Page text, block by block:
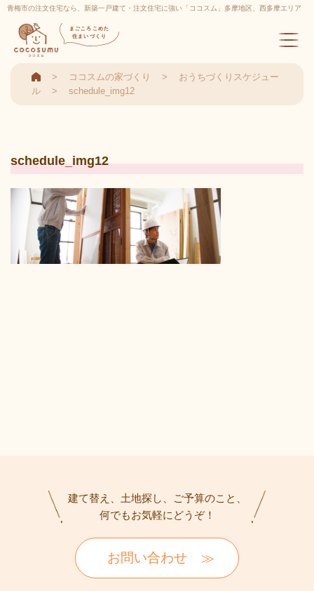
青梅市の注文住宅なら、新築一戸建て・注文住宅に強い「ココスム」多摩地区、西多摩エリア
実績多数
まごころこめた
住まいづくり
ココスムの家づくり
おうちづくりスケジュー
ル
schedule_img12
schedule_img12
建て替え、土地探し、ご予算のこと、
何でもお気軽にどうぞ！
お問い合わせ